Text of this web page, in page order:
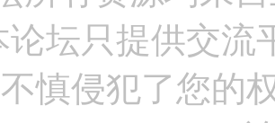
论坛只提供交流
慎侵犯了您的